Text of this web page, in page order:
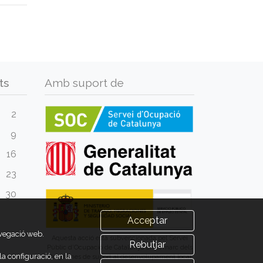
2
9
16
23
30
Amb suport de
Aquesta acció està subvencionada pel Servei
Públic d’Ocupació de Catalunya en el marc dels
Programes de suport al desenvolupament local
web.
configuració, en la
Acceptar
Rebutjar